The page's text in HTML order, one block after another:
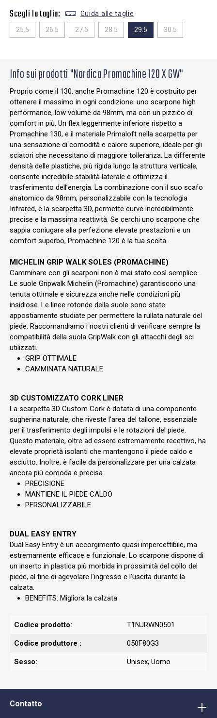
Scegli la taglia: Guida alle taglie
25.5 26.5 27.5 28.5 29.5 30.5
Info sui prodotti "Nordica Promachine 120 X GW"
Proprio come il 130, anche Promachine 120 è costruito per
ottenere il massimo in ogni condizione: uno scarpone high
performance, low volume da 98mm, ma con un pizzico di
comfort in più. Un flex leggermente inferiore rispetto a
Promachine 130, e il materiale Primaloft nella scarpetta per
una sensazione di comodità e calore superiore, ideale per gli
sciatori che necessitano di maggiore tolleranza. La differente
densità delle plastiche, più rigida lungo la struttura verticale,
consente incredibile stabilità laterale e ottimizza il
trasferimento dell’energia. La combinazione con il suo scafo
anatomico da 98mm, personalizzabile con la tecnologia
Infrared, e la scarpetta 3D, permette curve incredibilmente
precise e la massima reattività. Se cerchi uno scarpone che
sappia coniugare alla perfezione elevate prestazioni e un
comfort superbo, Promachine 120 è la tua scelta.
MICHELIN GRIP WALK SOLES (PROMACHINE)
Camminare con gli scarponi non è mai stato così semplice.
Le suole Gripwalk Michelin (Promachine) garantiscono una
tenuta ottimale e sicurezza anche nelle condizioni più
insidiose. Le linee rotonde della suole sono state
appostiamente studiate per permettere la rullata naturale del
piede. Raccomandiamo i nostri clienti di verificare sempre la
compatibilità della suola GripWalk con gli attacchi degli sci
utilizzati.
GRIP OTTIMALE
CAMMINATA NATURALE
3D CUSTOMIZZATO CORK LINER
La scarpetta 3D Custom Cork è dotata di una componente
sugherina naturale, che riveste l'area del tallone, essenziale
per il trasferimento degli impulsi e le rotazioni del piede.
Questo materiale, oltre ad essere estremamente recettivo, ha
elevate proprietà isolanti che mantengono il piede caldo e
asciutto. Inoltre, è facile da personalizzare per una calzata
ancora più comoda e precisa.
PRECISIONE
MANTIENE IL PIEDE CALDO
PERSONALIZZABILE
DUAL EASY ENTRY
Dual Easy Entry è un accorgimento quasi impercettibile, ma
estremamente efficace e funzionale. Lo scarpone dispone di
un inserto in plastica più morbida in prossimità del collo del
piede, al fine di agevolare l'ingresso e l'uscita durante la
calzata.
BENEFITS: Migliora la calzata
Codice prodotto: T1NJRWN0501
Codice produttore : 050F80G3
Sesso: Unisex, Uomo
Contatto